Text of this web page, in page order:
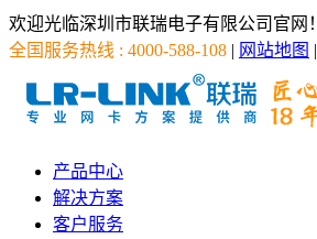
欢迎光临深圳市联瑞电子有限公司官网！
全国服务热线 : 4000-588-108 | 网站地图 |
产品中心
解决方案
客户服务